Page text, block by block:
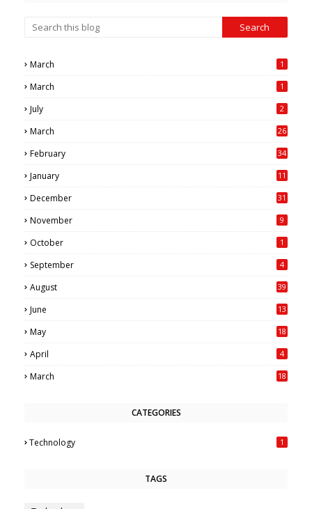
March 1
March 1
July 2
March
26
February
34
January
11
December 31
November 9
October 1
September 4
August 39
June 13
May
18
April 4
March 18
CATEGORIES
Technology 1
TAGS